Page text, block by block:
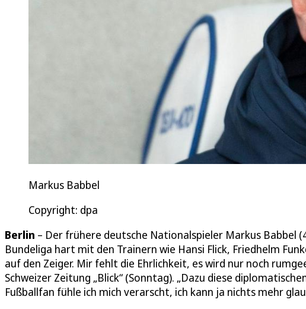
Markus Babbel
Copyright: dpa
Berlin – Der frühere deutsche Nationalspieler Markus Babbel
Bundeliga hart mit den Trainern wie Hansi Flick, Friedhelm
auf den Zeiger. Mir fehlt die Ehrlichkeit, es wird nur noch
Schweizer Zeitung „Blick“ (Sonntag). „Dazu diese
Fußballfan fühle ich mich verarscht, ich kann ja nichts mehr